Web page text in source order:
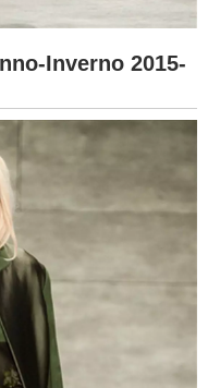
Inverno 2015-